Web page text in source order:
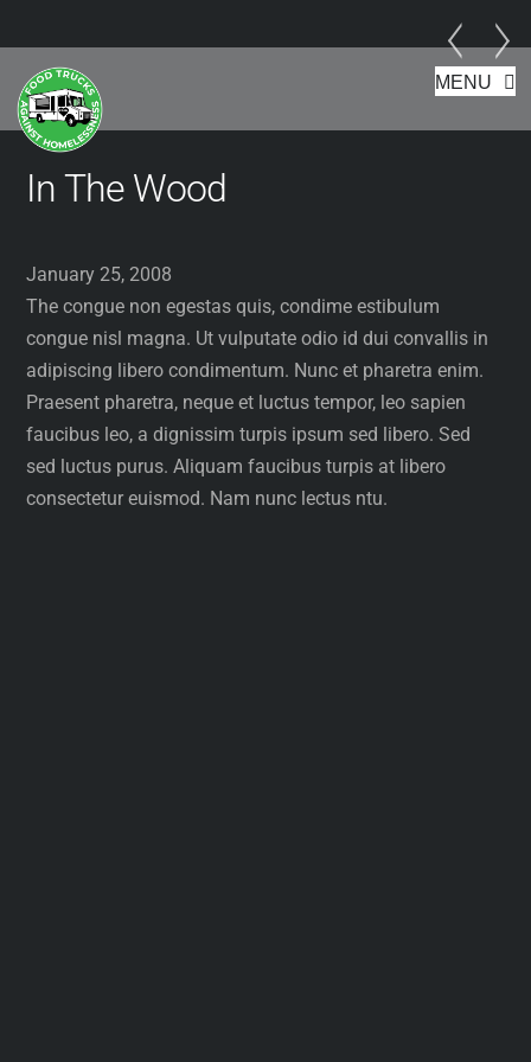
content
MENU
In The Wood
January 25, 2008
The congue non egestas quis, condime estibulum
congue nisl magna. Ut vulputate odio id dui convallis in
adipiscing libero condimentum. Nunc et pharetra enim.
Praesent pharetra, neque et luctus tempor, leo sapien
faucibus leo, a dignissim turpis ipsum sed libero. Sed
sed luctus purus. Aliquam faucibus turpis at libero
consectetur euismod. Nam nunc lectus ntu.